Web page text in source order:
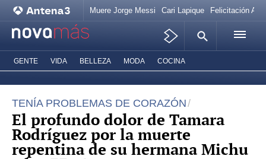
Muere Jorge Messi Cari Lapique Felicitación
GENTE VIDA BELLEZA MODA COCINA
TENÍA PROBLEMAS DE CORAZÓN
El profundo dolor de Tamara
Rodríguez por la muerte
repentina de su hermana Michu